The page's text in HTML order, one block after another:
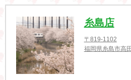
糸島店
〒819-1102
福岡県糸島市高